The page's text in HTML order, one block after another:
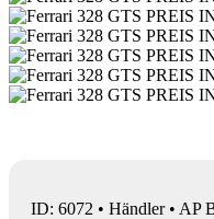
ID: 6072 • Händler • AP